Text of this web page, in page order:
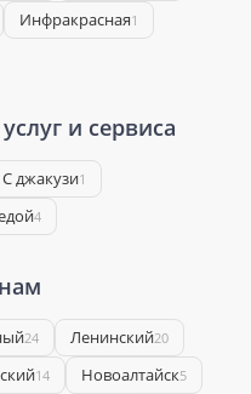
Инфракрасная1
и сервиса
С джакузи1
4
24 Ленинский20
14 Новоалтайск5